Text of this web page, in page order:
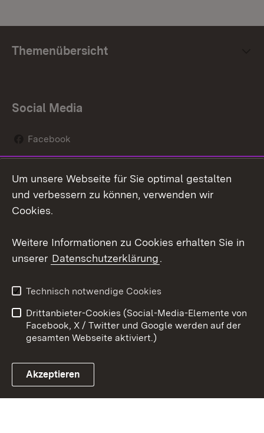
Themenübersicht
Social Media
Facebook
Social Wall
Youtube
Link zum Landesportal
Kontakt
Datenschutz
Barrierefreiheit
Impressum Cookies
Um unsere Webseite für Sie optimal gestalten
und verbessern zu können, verwenden wir
Cookies.
Weitere Informationen zu Cookies erhalten Sie in
unserer Datenschutzerklärung.
Technisch notwendige Cookies
Drittanbieter-Cookies (Social-Media-Elemente von
Facebook, X / Twitter und Google werden auf der
gesamten Webseite aktiviert.)
Akzeptieren